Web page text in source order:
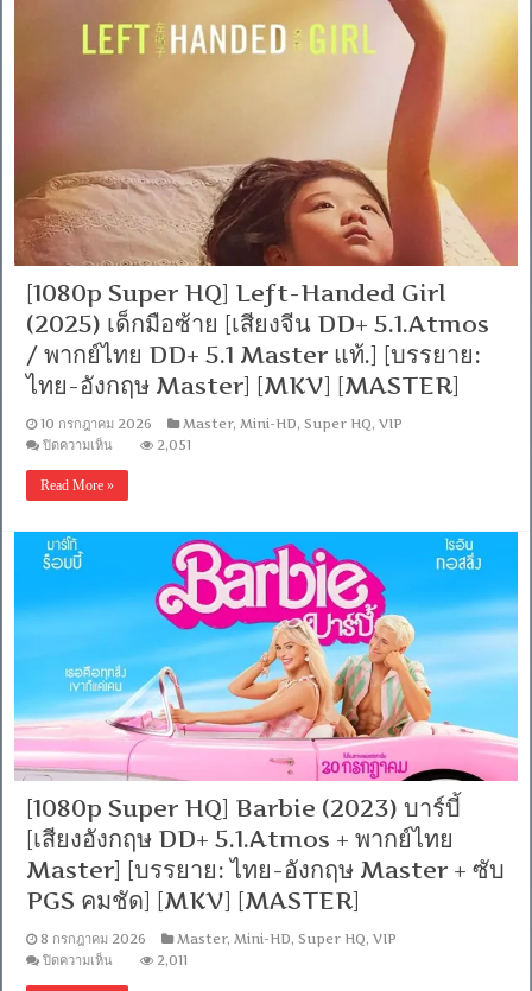
โคตร
แค้น
Encode.H.265
[Netflix
(web-
dl)]
[พากย์
ไทย
[1080p]
[MKV]
[MASTER]
[1080p Super HQ] Left-Handed Girl
(2025) เด็กมือซ้าย [เสียงจีน DD+ 5.1.Atmos
/ พากย์ไทย DD+ 5.1 Master แท้.] [บรรยาย:
ไทย-อังกฤษ Master] [MKV] [MASTER]
10 กรกฎาคม 2026 Master,Mini-HD,Super HQ,VIP
ปิดความเห็นบน
HQ]
Handed
มือ
จีน
DD+
5.1.Atmos
/
พากย์
ไทย
DD+
Master
แท้.]
[บรรยาย:
ไทย-
อังกฤษ
Master]
[MKV]
[MASTER]
2,051
Read More »
[1080p Super HQ] Barbie (2023) บาร์บี้
[เสียงอังกฤษ DD+ 5.1.Atmos + พากย์ไทย
Master] [บรรยาย: ไทย-อังกฤษ Master + ซับ
PGS คมชัด] [MKV] [MASTER]
8 กรกฎาคม 2026 Master,Mini-HD,Super HQ,VIP
ปิดความเห็นบน
2,011